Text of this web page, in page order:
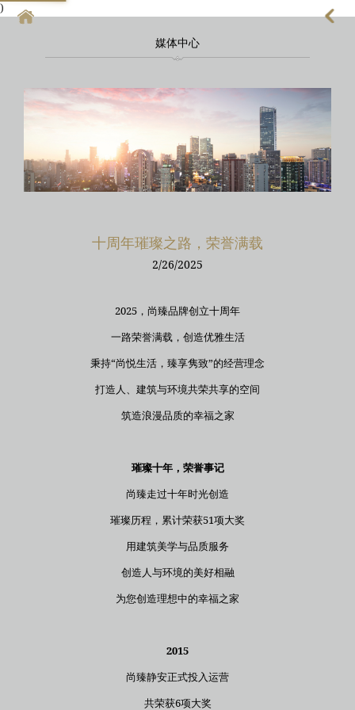
)
首頁
上海酒店式公寓
上海service apartment
上海短租
媒体中心
十周年璀璨之路，荣誉满载
2/26/2025
2025，尚臻品牌创立十周年
一路荣誉满载，创造优雅生活
秉持“尚悦生活，臻享隽致”的经营理念
打造人、建筑与环境共荣共享的空间
筑造浪漫品质的幸福之家
璀璨十年，荣誉事记
尚臻走过十年时光创造
璀璨历程，累计荣获51项大奖
用建筑美学与品质服务
创造人与环境的美好相融
为您创造理想中的幸福之家
2015
尚臻静安正式投入运营
共荣获6项大奖